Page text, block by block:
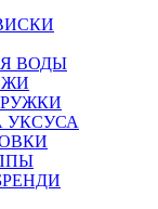
ВОДЫ
УКСУСА